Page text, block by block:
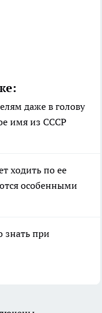
даже в голову
имя из СССР
ходить по ее
особенными
при